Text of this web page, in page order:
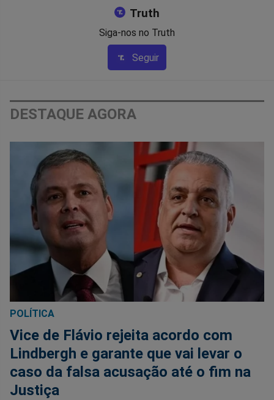
Truth
Siga-nos no Truth
Seguir
DESTAQUE AGORA
POLÍTICA
Vice de Flávio rejeita acordo com
Lindbergh e garante que vai levar o
caso da falsa acusação até o fim na
Justiça